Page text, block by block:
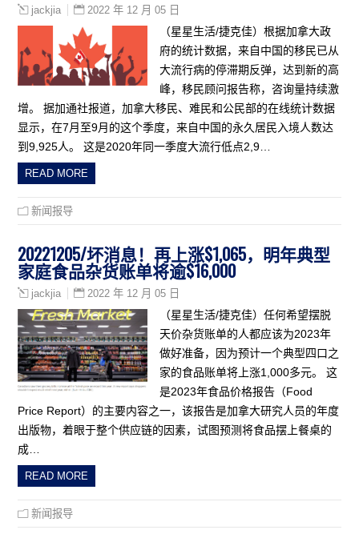
jackjia 2022 年 12 月 05 日
（星星生活/捷克佳）根据加拿大政
府的统计数据，来自中国的移民已从
大流行病的停滞期反弹，达到新的高
峰，移民顾问报告称，咨询量持续激
增。 据加通社报道，加拿大移民、难民和公民部的在线统计数据
显示，在7月至9月的这个季度，来自中国的永久居民入境人数达
到9,925人。 这是2020年同一季度大流行低点2,9…
READ MORE
新闻报导
20221205/坏消息！再上涨$1,065，明年典型
家庭食品杂货账单将逾$16,000
jackjia 2022 年 12 月 05 日
（星星生活/捷克佳）任何希望摆脱
天价杂货账单的人都应该为2023年
做好准备，因为预计一个典型四口之
家的食品账单将上涨1,000多元。 这
是2023年食品价格报告（Food
Price Report）的主要内容之一，该报告是加拿大研究人员的年度
出版物，着眼于整个供应链的因素，试图预测将食品摆上餐桌的
成…
READ MORE
新闻报导